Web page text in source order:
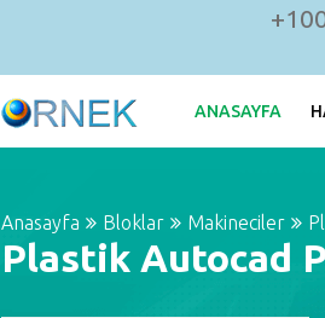
ANASAYFA
Anasayfa Bloklar Makineciler
Plastik Autocad